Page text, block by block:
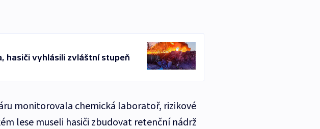
hasiči vyhlásili zvláštní stupeň
monitorovala chemická laboratoř, rizikové
lese museli hasiči zbudovat retenční nádrž